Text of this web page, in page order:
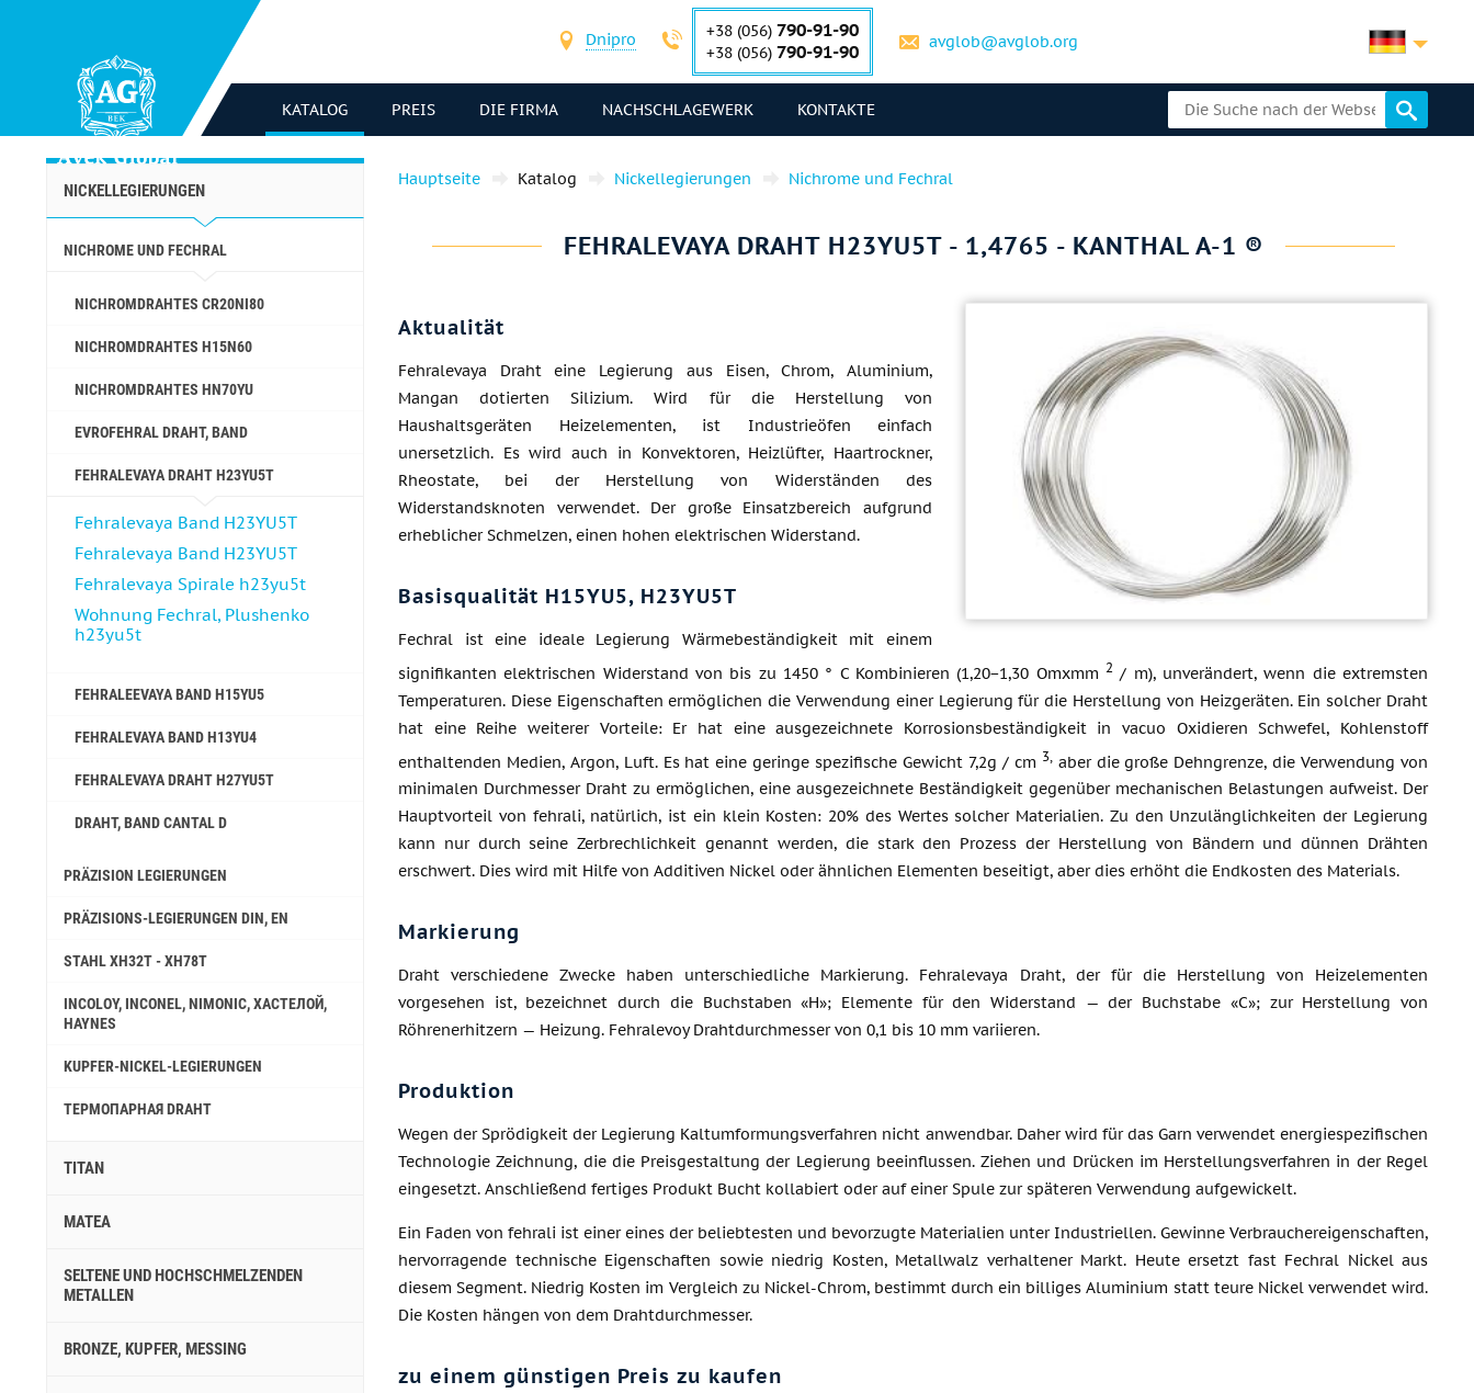
Dnipro +38 (056) 790-91-90
+38 (056) 790-91-90 avglob@avglob.org
KATALOG PREIS DIE FIRMA NACHSCHLAGEWERK KONTAKTE
NICKELLEGIERUNGEN
NICHROME UND FECHRAL
NICHROMDRAHTES CR20NI80
NICHROMDRAHTES H15N60
NICHROMDRAHTES HN70YU
EVROFEHRAL DRAHT, BAND
FEHRALEVAYA DRAHT H23YU5T
Fehralevaya Band H23YU5T
Fehralevaya Band H23YU5T
Fehralevaya Spirale h23yu5t
Wohnung Fechral, ​​Plushenko
h23yu5t
FEHRALEEVAYA BAND H15YU5
FEHRALEVAYA BAND H13YU4
FEHRALEVAYA DRAHT H27YU5T
DRAHT, BAND CANTAL D
PRÄZISION LEGIERUNGEN
PRÄZISIONS-LEGIERUNGEN DIN, EN
STAHL ХН32Т - ХН78Т
INCOLOY, INCONEL, NIMONIC, ХАСТЕЛОЙ,
HAYNES
KUPFER-NICKEL-LEGIERUNGEN
ТЕРМОПАРНАЯ DRAHT
TITAN
MATEA
SELTENE UND HOCHSCHMELZENDEN
METALLEN
BRONZE, KUPFER, MESSING
Hauptseite Katalog Nickellegierungen Nichrome und Fechral
FEHRALEVAYA DRAHT H23YU5T - 1,4765 - KANTHAL A-1 ®
Aktualität
Fehralevaya Draht eine Legierung aus Eisen, Chrom, Aluminium,
Mangan dotierten Silizium. Wird für die Herstellung von
Haushaltsgeräten Heizelementen, ist Industrieöfen einfach
unersetzlich. Es wird auch in Konvektoren, Heizlüfter, Haartrockner,
Rheostate, bei der Herstellung von Widerständen des
Widerstandsknoten verwendet. Der große Einsatzbereich aufgrund
erheblicher Schmelzen, einen hohen elektrischen Widerstand.
Basisqualität H15YU5, H23YU5T
Fechral ist eine ideale Legierung Wärmebeständigkeit mit einem
signifikanten elektrischen Widerstand von bis zu 1450 ° C Kombinieren (1,20−1,30 Omxmm 2 / m), unverändert, wenn die extremsten
Temperaturen. Diese Eigenschaften ermöglichen die Verwendung einer Legierung für die Herstellung von Heizgeräten. Ein solcher Draht
hat eine Reihe weiterer Vorteile: Er hat eine ausgezeichnete Korrosionsbeständigkeit in vacuo Oxidieren Schwefel, Kohlenstoff
enthaltenden Medien, Argon, Luft. Es hat eine geringe spezifische Gewicht 7,2g / cm 3,aber die große Dehngrenze, die Verwendung von
minimalen Durchmesser Draht zu ermöglichen, eine ausgezeichnete Beständigkeit gegenüber mechanischen Belastungen aufweist. Der
Hauptvorteil von fehrali, natürlich, ist ein klein Kosten: 20% des Wertes solcher Materialien. Zu den Unzulänglichkeiten der Legierung
kann nur durch seine Zerbrechlichkeit genannt werden, die stark den Prozess der Herstellung von Bändern und dünnen Drähten
erschwert. Dies wird mit Hilfe von Additiven Nickel oder ähnlichen Elementen beseitigt, aber dies erhöht die Endkosten des Materials.
Markierung
Draht verschiedene Zwecke haben unterschiedliche Markierung. Fehralevaya Draht, der für die Herstellung von Heizelementen
vorgesehen ist, bezeichnet durch die Buchstaben «H»; Elemente für den Widerstand — der Buchstabe «C»; zur Herstellung von
Röhrenerhitzern — Heizung. Fehralevoy Drahtdurchmesser von 0,1 bis 10 mm variieren.
Produktion
Wegen der Sprödigkeit der Legierung Kaltumformungsverfahren nicht anwendbar. Daher wird für das Garn verwendet energiespezifischen
Technologie Zeichnung, die die Preisgestaltung der Legierung beeinflussen. Ziehen und Drücken im Herstellungsverfahren in der Regel
eingesetzt. Anschließend fertiges Produkt Bucht kollabiert oder auf einer Spule zur späteren Verwendung aufgewickelt.
Ein Faden von fehrali ist einer eines der beliebtesten und bevorzugte Materialien unter Industriellen. Gewinne Verbrauchereigenschaften,
hervorragende technische Eigenschaften sowie niedrig Kosten, Metallwalz verhaltener Markt. Heute ersetzt fast Fechral Nickel aus
diesem Segment. Niedrig Kosten im Vergleich zu Nickel-Chrom, bestimmt durch ein billiges Aluminium statt teure Nickel verwendet wird.
Die Kosten hängen von dem Drahtdurchmesser.
zu einem günstigen Preis zu kaufen